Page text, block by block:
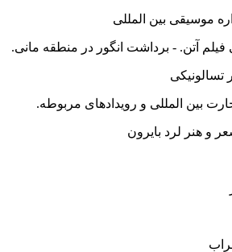
موسیقی بین المللی
فیلم آتن. - برداشت انگور در منطقه مانی.
تسالونیکی
بین المللی و رویدادهای مربوطه.